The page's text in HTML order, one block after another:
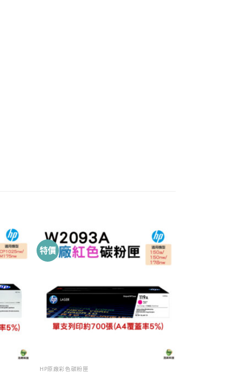
特價
HP原廠彩色碳粉匣